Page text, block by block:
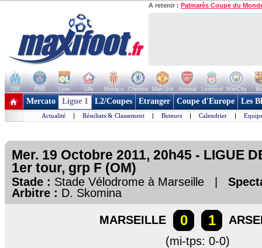
A retenir : Palmarès Coupe du
OM PSG Lyon Lille Monaco Chelsea Man Utd Arsenal Liverpool ManCity
+ de clubs
Mercato Ligue 1 L2/Coupes Etranger Coupe d'Europe Les
Actualité | Résultats & Classement | Buteurs | Calendrier |
Mer. 19 Octobre 2011, 20h45 - LIGUE
1er tour, grp F (OM)
Stade : Stade Vélodrome à Marseille |
Arbitre : D. Skomina
MARSEILLE 0 1
(mi-tps: 0-0)